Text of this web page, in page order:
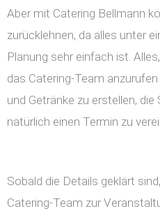
Aber mit Catering Bellmann
zurücklehnen, da alles unter
Planung sehr einfach ist.
das Catering-Team
und Getränke zu erstellen,
natürlich einen Termin zu
Sobald die Details geklärt
Catering-Team zur